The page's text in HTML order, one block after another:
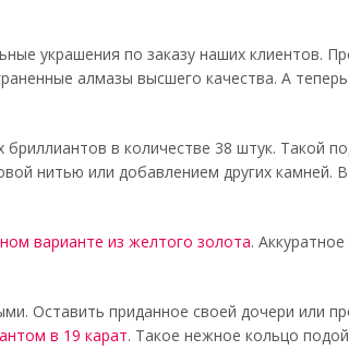
украшения по заказу наших клиентов.
алмазы высшего качества. А
в количестве 38 штук. Такой
нитью или добавлением других камней.
варианте из желтого золота.
Оставить приданное своей дочери или
в 19 карат. Такое нежное кольцо